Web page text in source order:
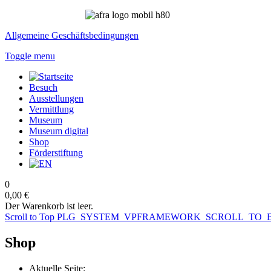
Allgemeine Geschäftsbedingungen
Toggle menu
Besuch
Ausstellungen
Vermittlung
Museum
Museum digital
Shop
Förderstiftung
0
0,00 €
Der Warenkorb ist leer.
Scroll to Top
Shop
Aktuelle Seite: